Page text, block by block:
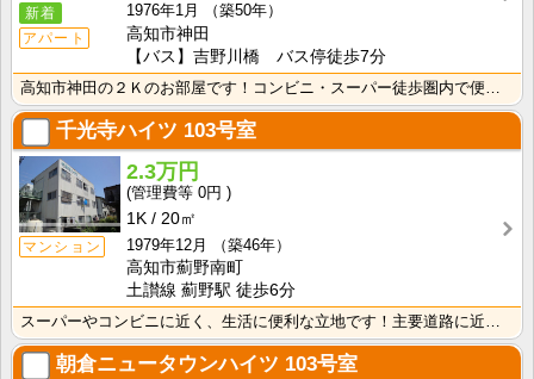
新着
アパート
1976年1月
（築50年）
高知市神田
【バス】吉野川橋 バス停徒歩7分
高知市神田の２Ｋのお部屋です！コンビニ・スーパー徒歩圏内で便利です！バス・トイレ別なので、ゆったり湯･･･
千光寺ハイツ 103号室
マンション
2.3万円
0円
1K
20㎡
1979年12月
（築46年）
高知市薊野南町
土讃線 薊野駅 徒歩6分
スーパーやコンビニに近く、生活に便利な立地です！主要道路に近いので、中心地へのアクセスも良好！
朝倉ニュータウンハイツ 103号室